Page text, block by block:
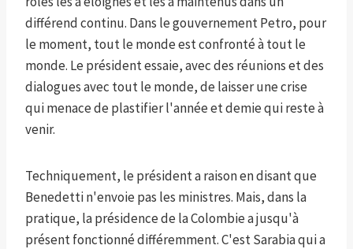
différend continu. Dans le gouvernement Petro, pour
le moment, tout le monde est confronté à tout le
monde. Le président essaie, avec des réunions et des
dialogues avec tout le monde, de laisser une crise
qui menace de plastifier l'année et demie qui reste à
venir.
Techniquement, le président a raison en disant que
Benedetti n'envoie pas les ministres. Mais, dans la
pratique, la présidence de la Colombie a jusqu'à
présent fonctionné différemment. C'est Sarabia qui a